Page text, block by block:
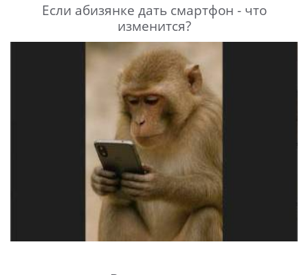
Если абизянке дать смартфон - что
изменится?